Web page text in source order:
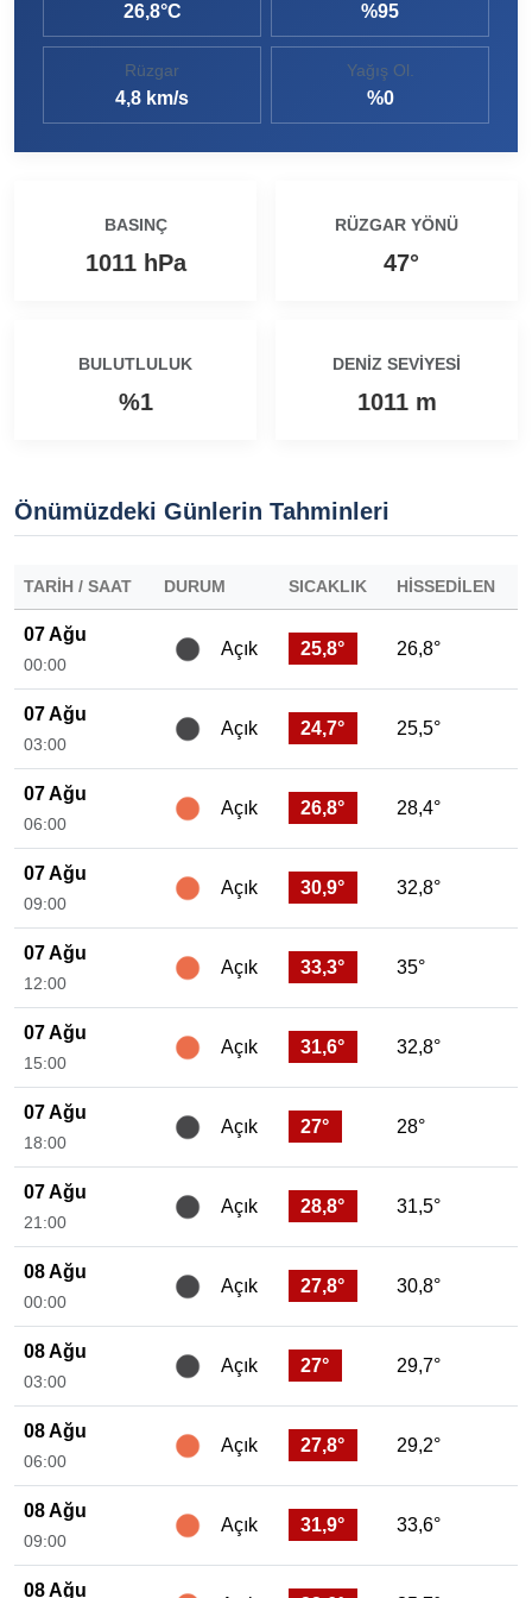
Ezine MEM Öğrencileri Otomotiv Sektörünü Yerinde İnceledi
10:45 |
26,8°C %95
Rüzgar
4,8 km/s
Yağış Ol.
%0
BASINÇ
1011 hPa
RÜZGAR YÖNÜ
47°
BULUTLULUK
%1
DENIZ SEVIYESI
1011 m
Önümüzdeki Günlerin Tahminleri
TARIH / SAAT DURUM SICAKLIK HISSEDILEN
07 Ağu
00:00
Açık 25,8° 26,8°
07 Ağu
03:00
Açık 24,7° 25,5°
07 Ağu
06:00
Açık 26,8° 28,4°
07 Ağu
09:00
Açık 30,9° 32,8°
07 Ağu
12:00
Açık 33,3° 35°
07 Ağu
15:00
Açık 31,6° 32,8°
07 Ağu
18:00
Açık 27° 28°
07 Ağu
21:00
Açık 28,8° 31,5°
08 Ağu
00:00
Açık 27,8° 30,8°
08 Ağu
03:00
Açık 27° 29,7°
08 Ağu
06:00
Açık 27,8° 29,2°
08 Ağu
09:00
Açık 31,9° 33,6°
08 Ağu